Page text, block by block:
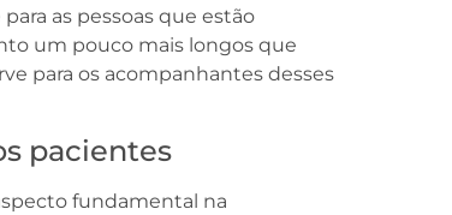
as pessoas que estão
um pouco mais longos que
para os acompanhantes desses
pacientes
fundamental na